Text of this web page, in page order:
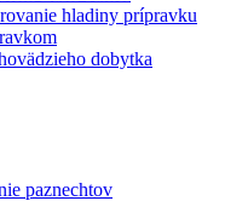
hladiny prípravku
dobytka
paznechtov